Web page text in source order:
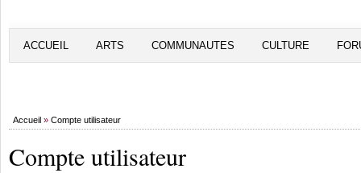
ACCUEIL ARTS COMMUNAUTES CULTURE
Accueil » Compte utilisateur
Compte utilisateur